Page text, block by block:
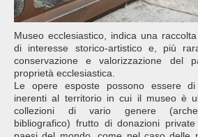
Museo ecclesiastico, indica una
di interesse storico-artistico e, più
conservazione e valorizzazione del
proprietà ecclesiastica.
Le opere esposte possono essere
inerenti al territorio in cui il museo è
collezioni di vario genere
bibliografico) frutto di donazioni